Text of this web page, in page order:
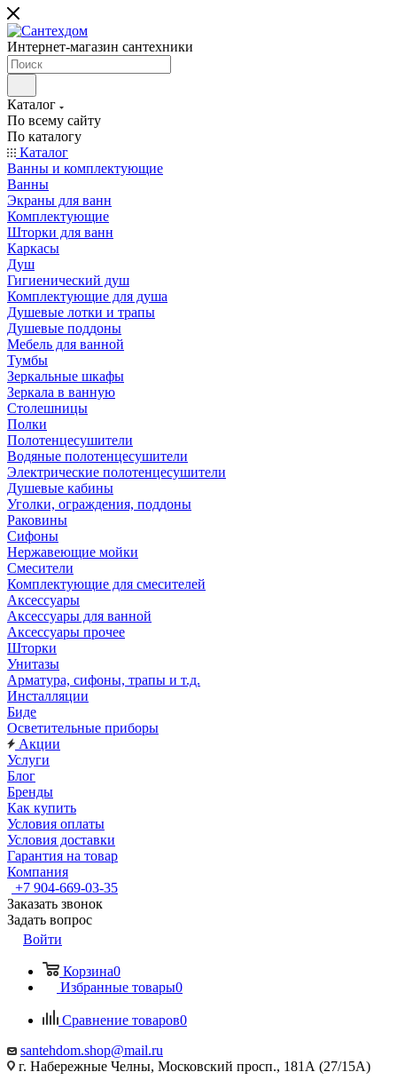
Интернет-магазин сантехники
Каталог
По всему сайту
По каталогу
Каталог
Ванны и комплектующие
Ванны
Экраны для ванн
Комплектующие
Шторки для ванн
Каркасы
Душ
Гигиенический душ
Комплектующие для душа
Душевые лотки и трапы
Душевые поддоны
Мебель для ванной
Тумбы
Зеркальные шкафы
Зеркала в ванную
Столешницы
Полки
Полотенцесушители
Водяные полотенцесушители
Электрические полотенцесушители
Душевые кабины
Уголки, ограждения, поддоны
Раковины
Сифоны
Нержавеющие мойки
Смесители
Комплектующие для смесителей
Аксессуары
Аксессуары для ванной
Аксессуары прочее
Шторки
Унитазы
Арматура, сифоны, трапы и т.д.
Инсталляции
Биде
Осветительные приборы
Акции
Услуги
Блог
Бренды
Как купить
Условия оплаты
Условия доставки
Гарантия на товар
Компания
+7 904-669-03-35
Заказать звонок
Задать вопрос
Войти
Корзина0
Избранные товары0
Сравнение товаров0
santehdom.shop@mail.ru
г. Набережные Челны, Московский просп., 181А (27/15А)